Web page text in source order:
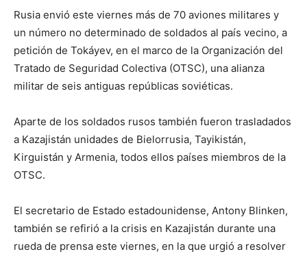
Rusia envió este viernes más de 70 aviones militares y
un número no determinado de soldados al país vecino, a
petición de Tokáyev, en el marco de la Organización del
Tratado de Seguridad Colectiva (OTSC), una alianza
militar de seis antiguas repúblicas soviéticas.
Aparte de los soldados rusos también fueron trasladados
a Kazajistán unidades de Bielorrusia, Tayikistán,
Kirguistán y Armenia, todos ellos países miembros de la
OTSC.
El secretario de Estado estadounidense, Antony Blinken,
también se refirió a la crisis en Kazajistán durante una
rueda de prensa este viernes, en la que urgió a resolver